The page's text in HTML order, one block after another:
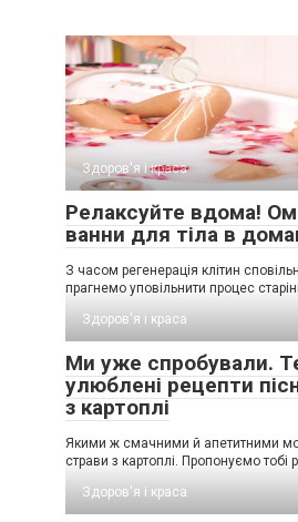
Здоров'я і краса
Релаксуйте вдома!
ванни для тіла в
З часом регенерація клітин
прагнемо уповільнити процес
Здоров'я і краса
Ми уже спробували.
улюблені рецепти
з картоплі
Якими ж смачними й апетитними
страви з картоплі. Пропонуємо тобі
Здоров'я і краса